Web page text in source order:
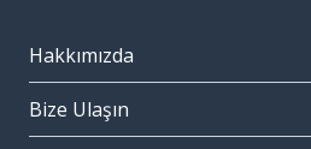
Hakkımızda
Bize Ulaşın